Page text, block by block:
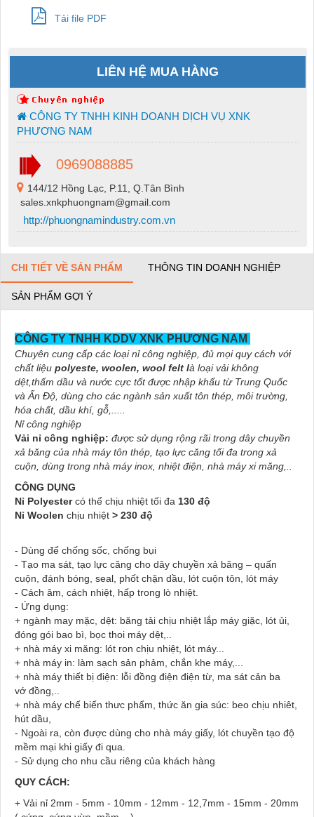
Tải file PDF
LIÊN HỆ MUA HÀNG
CÔNG TY TNHH KINH DOANH DỊCH VỤ XNK
PHƯƠNG NAM
0969088885
144/12 Hồng Lạc, P.11, Q.Tân Bình
sales.xnkphuongnam@gmail.com
http://phuongnamindustry.com.vn
CHI TIẾT VỀ SẢN PHẨM THÔNG TIN DOANH NGHIỆP
SẢN PHẨM GỢI Ý
CÔNG TY TNHH KDDV XNK PHƯƠNG NAM
Chuyên cung cấp các loại nỉ công nghiệp, đủ mọi quy cách với
chất liệu polyeste, woolen, wool felt là loại vải không
dệt,thấm dầu và nước cực tốt được nhập khẩu từ Trung Quốc
và Ấn Độ, dùng cho các ngành sản xuất tôn thép, môi trường,
hóa chất, dầu khí, gỗ,.....
Nỉ công nghiệp
Vải nỉ công nghiệp: được sử dụng rộng rãi trong dây chuyền
xả băng của nhà máy tôn thép, tạo lực căng tối đa trong xả
cuộn, dùng trong nhà máy inox, nhiệt điện, nhà máy xi măng,..
CÔNG DỤNG
Nỉ Polyestercó thể chịu nhiệt tối đa 130 độ
Nỉ Woolen chịu nhiệt > 230 độ
- Dùng để chống sốc, chống bụi
- Tạo ma sát, tạo lực căng cho dây chuyền xả băng – quấn
cuộn, đánh bóng, seal, phốt chặn dầu, lót cuộn tôn, lót máy
- Cách âm, cách nhiệt, hấp trong lò nhiệt.
- Ứng dụng:
+ ngành may mặc, dệt: băng tải chịu nhiệt lắp máy giặc, lót ủi,
đóng gói bao bì, bọc thoi máy dệt,..
+ nhà máy xi măng: lót ron chịu nhiệt, lót máy...
+ nhà máy in: làm sạch sản phảm, chắn khe máy,...
+ nhà máy thiết bị điện: lỗi đồng điện điện từ, ma sát cản ba
vớ đồng,..
+ nhà máy chế biến thưc phẩm, thức ăn gia súc: beo chịu nhiêt,
hút dầu,
- Ngoài ra, còn được dùng cho nhà máy giấy, lót chuyền tạo độ
mềm mại khi giấy đi qua.
- Sử dụng cho nhu cầu riêng của khách hàng
QUY CÁCH:
+ Vải nỉ 2mm - 5mm - 10mm - 12mm - 12,7mm - 15mm - 20mm